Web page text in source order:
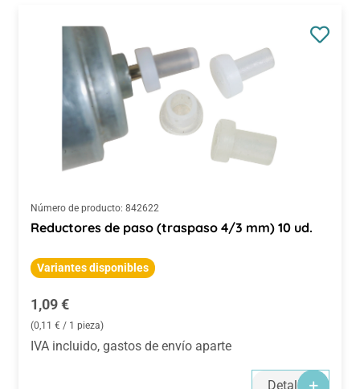
Número de producto: 842622
Reductores de paso (traspaso 4/3 mm) 10 ud.
Variantes disponibles
Precio normal:
1,09 €
(0,11 € / 1 pieza)
IVA incluido, gastos de envío aparte
Detalles